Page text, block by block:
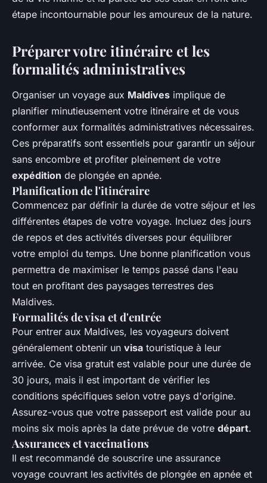
étape incontournable pour les amoureux de la nature.
Préparer votre itinéraire et les
formalités administratives
Organiser un voyage aux Maldives implique de
planifier minutieusement votre itinéraire et de vous
conformer aux formalités administratives nécessaires.
Ces préparatifs sont essentiels pour garantir un séjour
sans encombre et profiter pleinement de votre
expédition de plongée en apnée.
Planification de l'itinéraire
Commencez par définir la durée de votre séjour et les
différentes étapes de votre voyage. Incluez des jours
de repos et des activités diverses pour équilibrer
votre emploi du temps. Une bonne planification vous
permettra de maximiser le temps passé dans l'eau
tout en profitant des paysages terrestres des
Maldives.
Formalités de visa et d'entrée
Pour entrer aux Maldives, les voyageurs doivent
généralement obtenir un visa touristique à leur
arrivée. Ce visa gratuit est valable pour une durée de
30 jours, mais il est important de vérifier les
conditions spécifiques selon votre pays d'origine.
Assurez-vous que votre passeport est valide pour au
moins six mois après la date prévue de votre départ.
Assurances et vaccinations
Il est recommandé de souscrire une assurance
voyage couvrant les activités de plongée en apnée et